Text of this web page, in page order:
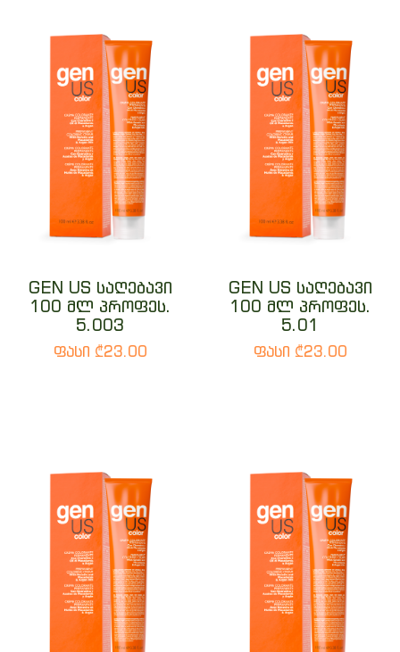
GEN US საღებავი
100 მლ პროფეს.
5.003
ფასი ₾23.00
GEN US საღებავი
100 მლ პროფეს.
5.01
ფასი ₾23.00